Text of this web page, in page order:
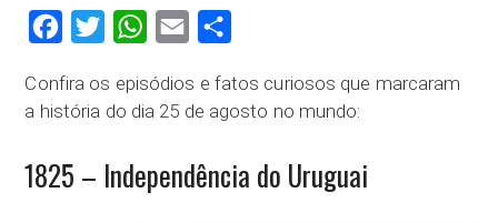
FacebookTwitter WhatsApp
Email
Confira os episódios e fatos curiosos que marcaram
a história do dia 25 de agosto no mundo:
1825 – Independência do Uruguai